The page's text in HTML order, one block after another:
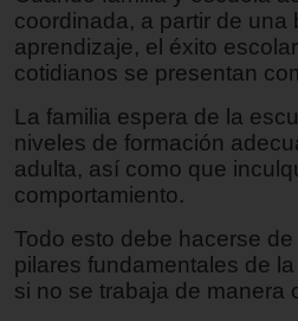
coordinada, a partir de
aprendizaje, el éxito
cotidianos se presentan
La familia espera de la
niveles de formación
adulta, así como que
comportamiento.
Todo esto debe hacerse
pilares fundamentales de
si no se trabaja de manera